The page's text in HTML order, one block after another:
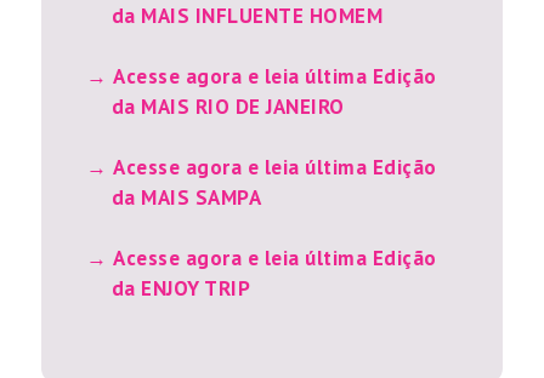
da MAIS INFLUENTE HOMEM
Acesse agora e leia última Edição
da MAIS RIO DE JANEIRO
Acesse agora e leia última Edição
da MAIS SAMPA
Acesse agora e leia última Edição
da ENJOY TRIP